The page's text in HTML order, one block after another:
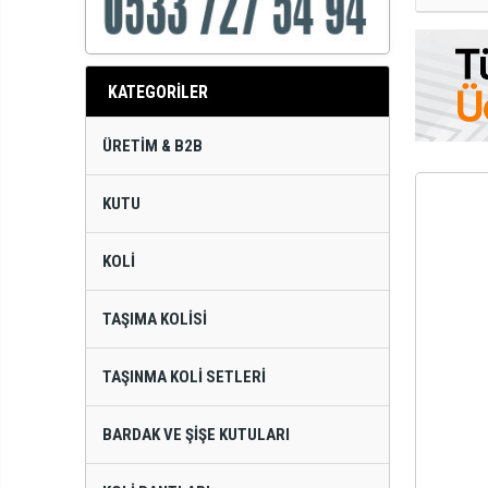
KATEGORİLER
ÜRETIM & B2B
KUTU
KOLI
TAŞIMA KOLISI
TAŞINMA KOLI SETLERI
BARDAK VE ŞIŞE KUTULARI